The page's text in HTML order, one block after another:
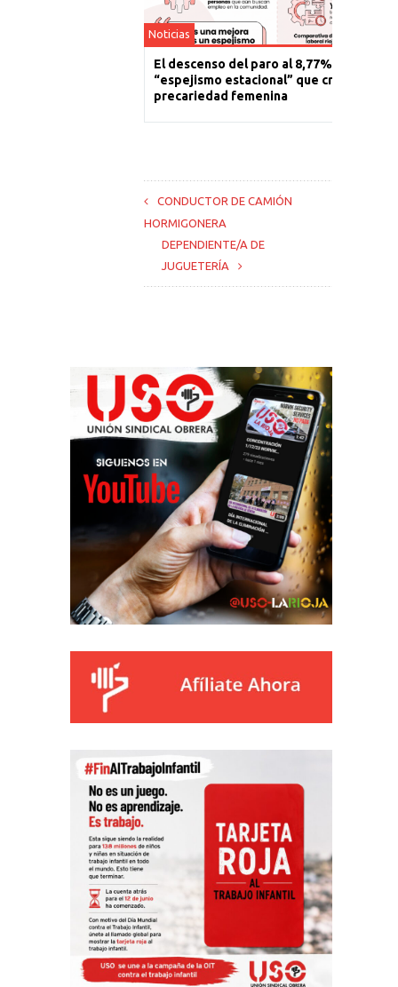
Noticias
El descenso del paro al 8,77% es un
“espejismo estacional” que cronifica la
precariedad femenina
CONDUCTOR DE CAMIÓN
HORMIGONERA
DEPENDIENTE/A DE
JUGUETERÍA